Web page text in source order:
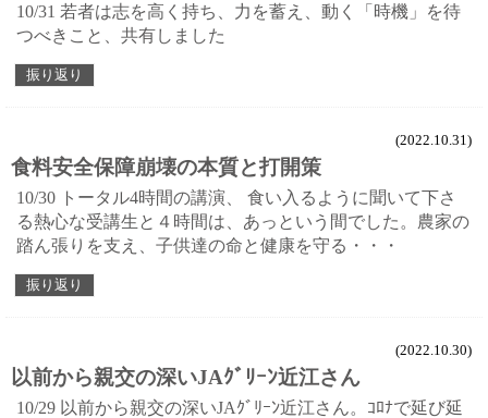
10/31 若者は志を高く持ち、力を蓄え、動く「時機」を待
つべきこと、共有しました
振り返り
(2022.10.31)
食料安全保障崩壊の本質と打開策
10/30 トータル4時間の講演、 食い入るように聞いて下さ
る熱心な受講生と４時間は、あっという間でした。農家の
踏ん張りを支え、子供達の命と健康を守る・・・
振り返り
(2022.10.30)
以前から親交の深いJAｸﾞﾘｰﾝ近江さん
10/29 以前から親交の深いJAｸﾞﾘｰﾝ近江さん。ｺﾛﾅで延び延